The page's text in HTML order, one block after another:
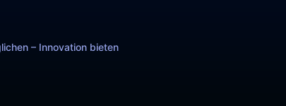
– Innovation bieten